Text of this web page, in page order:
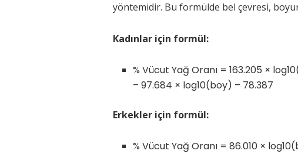
yöntemidir. Bu formülde bel çevresi,
Kadınlar için formül:
% Vücut Yağ Oranı = 163.205 ×
– 97.684 × log10(boy) – 78.387
Erkekler için formül:
% Vücut Yağ Oranı = 86.010 ×